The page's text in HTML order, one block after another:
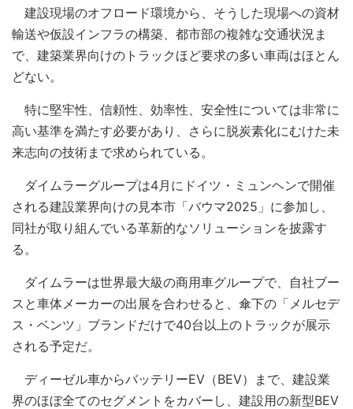
建設現場のオフロード環境から、そうした現場への資材
輸送や仮設インフラの構築、都市部の複雑な交通状況ま
で、建築業界向けのトラックほど要求の多い車両はほとん
どない。
特に堅牢性、信頼性、効率性、安全性については非常に
高い基準を満たす必要があり、さらに脱炭素化にむけた未
来志向の技術まで求められている。
ダイムラーグループは4月にドイツ・ミュンヘンで開催
される建設業界向けの見本市「バウマ2025」に参加し、
同社が取り組んでいる革新的なソリューションを披露す
る。
ダイムラーは世界最大級の商用車グループで、自社ブー
スと車体メーカーの出展を合わせると、傘下の「メルセデ
ス・ベンツ」ブランドだけで40台以上のトラックが展示
される予定だ。
ディーゼル車からバッテリーEV（BEV）まで、建設業
界のほぼ全てのセグメントをカバーし、建設用の新型BEV